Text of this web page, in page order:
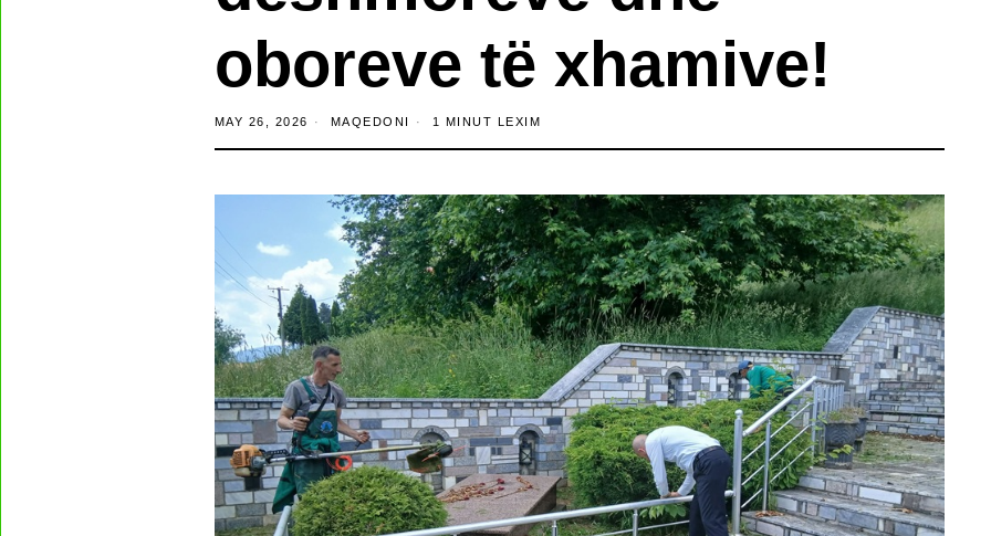
oboreve të xhamive!
MAY 26, 2026 MAQEDONI 1 MINUT LEXIM